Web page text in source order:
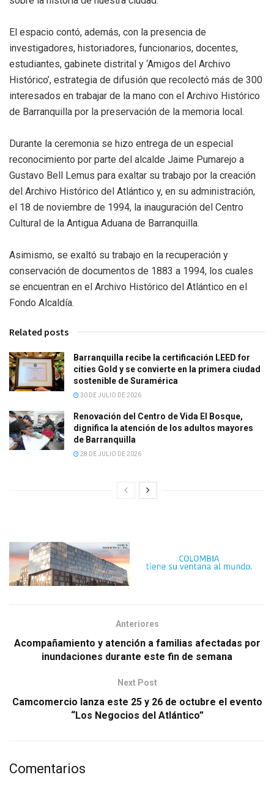
El espacio contó, además, con la presencia de
investigadores, historiadores, funcionarios, docentes,
estudiantes, gabinete distrital y ‘Amigos del Archivo
Histórico’, estrategia de difusión que recolectó más de 300
interesados en trabajar de la mano con el Archivo Histórico
de Barranquilla por la preservación de la memoria local.
Durante la ceremonia se hizo entrega de un especial
reconocimiento por parte del alcalde Jaime Pumarejo a
Gustavo Bell Lemus para exaltar su trabajo por la creación
del Archivo Histórico del Atlántico y, en su administración,
el 18 de noviembre de 1994, la inauguración del Centro
Cultural de la Antigua Aduana de Barranquilla.
Asimismo, se exaltó su trabajo en la recuperación y
conservación de documentos de 1883 a 1994, los cuales
se encuentran en el Archivo Histórico del Atlántico en el
Fondo Alcaldía.
Related posts
Barranquilla recibe la certificación LEED for
cities Gold y se convierte en la primera ciudad
sostenible de Suramérica
30 DE JULIO DE 2026
Renovación del Centro de Vida El Bosque,
dignifica la atención de los adultos mayores
de Barranquilla
28 DE JULIO DE 2026
Anteriores
Acompañamiento y atención a familias afectadas por
inundaciones durante este fin de semana
Next Post
Camcomercio lanza este 25 y 26 de octubre el evento
“Los Negocios del Atlántico”
Comentarios